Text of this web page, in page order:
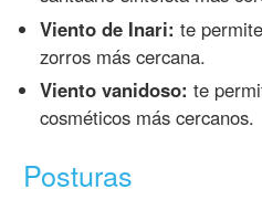
Viento de Inari: te
zorros más cercana.
Viento vanidoso: te
cosméticos más cercanos.
Posturas